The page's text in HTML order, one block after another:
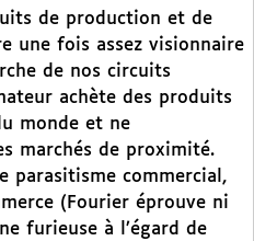
de production et de
une fois assez visionnaire
de nos circuits
achète des produits
monde et ne
marchés de proximité.
parasitisme commercial,
(Fourier éprouve ni
furieuse à l’égard de